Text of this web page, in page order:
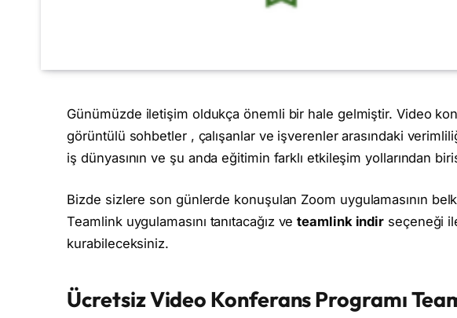
Günümüzde iletişim oldukça önemli bir hale gelmiştir. Video
görüntülü sohbetler , çalışanlar ve işverenler arasındaki
iş dünyasının ve şu anda eğitimin farklı etkileşim yollarından
Bizde sizlere son günlerde konuşulan Zoom uygulamasının
Teamlink uygulamasını tanıtacağız veteamlink indir seçeneği
kurabileceksiniz.
Ücretsiz Video Konferans Programı